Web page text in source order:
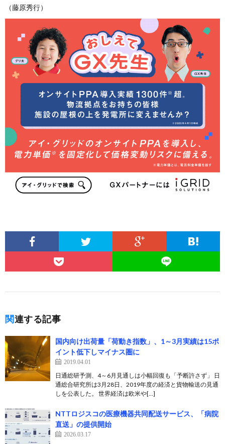
（藤原秀行）
関連する記事
国内向け出荷量「荷動き指数」、1～3月実績は15ポ
イント低下しマイナス圏に
2019.04.01
日通総研予測、4～6月見通しは小幅回復も「予断許さず」 日
通総合研究所は3月28日、2019年度の経済と貨物輸送の見通
しを公表した。 世界経済は欧米や[…]
NTTロジスコの医療機器共同配送サービス、「病院
直送」の提供開始
2026.03.17